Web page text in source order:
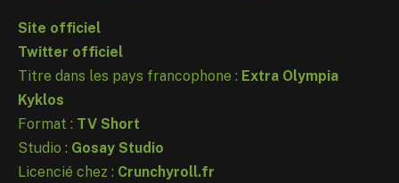
Site officiel
Twitter officiel
Titre dans les pays francophone : Extra Olympia
Kyklos
Format : TV Short
Studio : Gosay Studio
Licencié chez : Crunchyroll.fr